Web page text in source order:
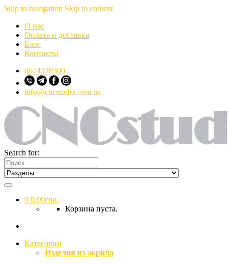
Skip to navigation Skip to content
О нас
Оплата и доставка
Блог
Контакты
0674228300
info@cncstudio.com.ua
Search for:
0 0.00грн.
Корзина пуста.
Категории
Изделия из акрила